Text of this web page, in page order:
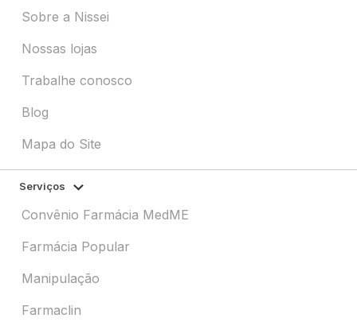
Sobre a Nissei
Nossas lojas
Trabalhe conosco
Blog
Mapa do Site
Serviços
Convênio Farmácia MedME
Farmácia Popular
Manipulação
Farmaclin